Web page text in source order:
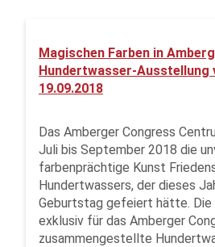
Magischen Farben in
Hundertwasser-Ausstellung
19.09.2018
Das Amberger Congress
Juli bis September 2018 die
farbenprächtige Kunst
Hundertwassers, der dieses
Geburtstag gefeiert hätte. Die
exklusiv für das Amberger
zusammengestellte